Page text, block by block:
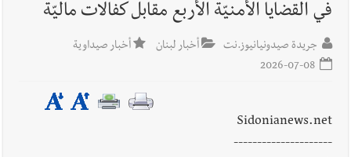
أخبار لبنان
بالتفاصيل : جلسة لمجلس الوزراء في قصر بعبدا الوقائع
والمقررات : تعيينات ورد 4 قوانين وزيادات الغلاء| الرئيس عون
شدد على تفهم ترامب واردوغان لوضع لبنان وكشف عن مؤتمر
أخبار لبنان مفكرة النشاطات الرسمية المقررة في لبنان ليوم السبت
8-8-2026
في القضايا الأمنيّة الأربع مقابل كفالات ماليّة
جريدة صيدونيانيوز.نت أخبار لبنان
أخبار صيداوية
2026-07-08
Sidonianews.net
---------------------